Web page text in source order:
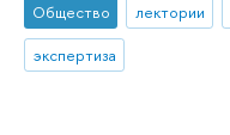
Общество лектории
экспертиза